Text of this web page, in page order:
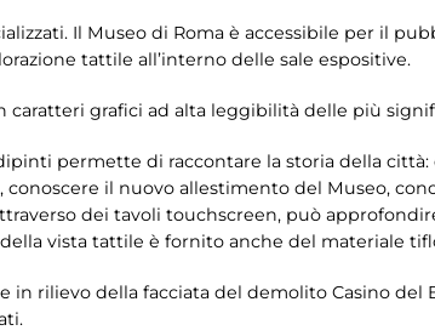
Il Museo di Roma è accessibile per il
tattile all’interno delle sale espositive.
grafici ad alta leggibilità delle più
permette di raccontare la storia della
il nuovo allestimento del Museo,
dei tavoli touchscreen, può
vista tattile è fornito anche del materiale
rilievo della facciata del demolito Casino del